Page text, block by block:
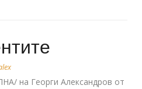
на Георги Александров от